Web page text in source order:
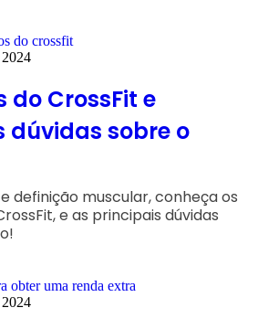
2024
do CrossFit e
dúvidas sobre o
definição muscular, conheça os
e as principais dúvidas
2024